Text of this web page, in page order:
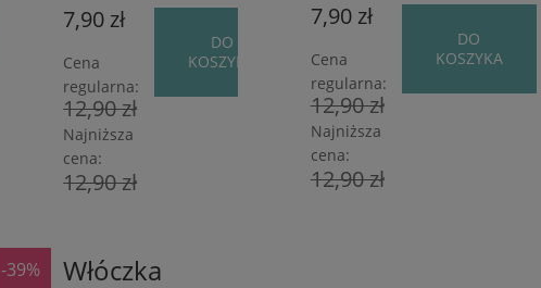
7,90 zł
Cena
regularna:
12,90 zł
Najniższa
cena:
12,90 zł
DO
KOSZYKA
7,90 zł
Cena
regularna:
12,90 zł
Najniższa
cena:
12,90 zł
DO
KOSZYKA
Włóczka
-39%